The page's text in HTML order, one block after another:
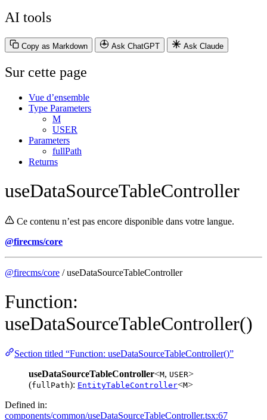
AI tools
Copy as Markdown Ask ChatGPT Ask Claude
Sur cette page
Vue d’ensemble
Type Parameters
M
USER
Parameters
fullPath
Returns
useDataSourceTableController
Ce contenu n’est pas encore disponible dans votre langue.
@firecms/core
@firecms/core / useDataSourceTableController
Function:
useDataSourceTableController()
Section titled “Function: useDataSourceTableController()”
useDataSourceTableController<M, USER>
(fullPath): EntityTableController<M>
Defined in:
components/common/useDataSourceTableController.tsx:67